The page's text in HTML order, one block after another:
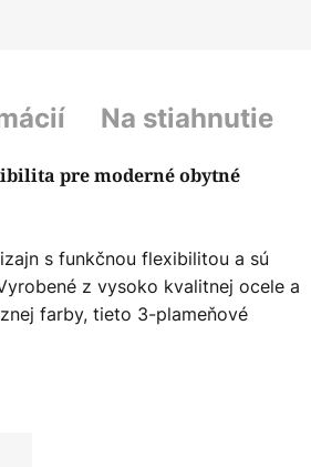
Na stiahnutie
pre moderné obytné
s funkčnou flexibilitou a sú
z vysoko kvalitnej ocele a
farby, tieto 3-plameňové
priestorov, ako sú obývačky,
Destin je ich stmievateľnosť